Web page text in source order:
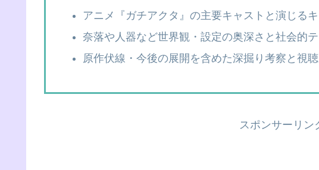
アニメ『ガチアクタ』の主要キャストと演じる
奈落や人器など世界観・設定の奥深さと社会的
原作伏線・今後の展開を含めた深掘り考察と視
スポンサーリン